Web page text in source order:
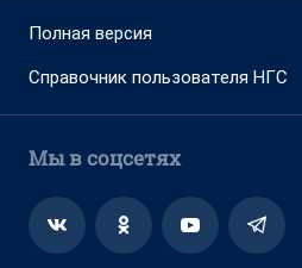
Полная версия
Справочник пользователя НГС
Мы в соцсетях